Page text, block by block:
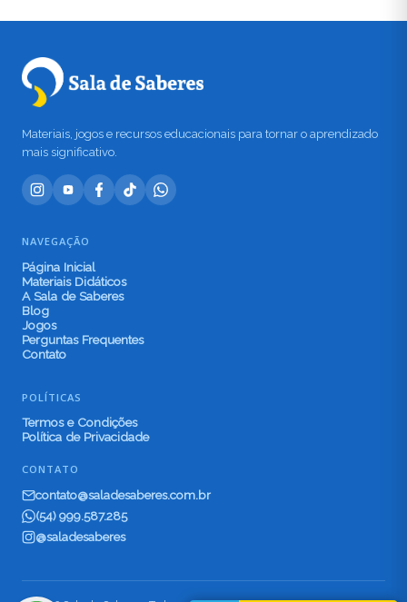
Materiais, jogos e recursos educacionais para tornar o aprendizado
mais significativo.
NAVEGAÇÃO
Página Inicial
Materiais Didáticos
A Sala de Saberes
Blog
Jogos
Perguntas Frequentes
Contato
POLÍTICAS
Termos e Condições
Política de Privacidade
CONTATO
contato@saladesaberes.com.br
(54) 999.587.285
@saladesaberes